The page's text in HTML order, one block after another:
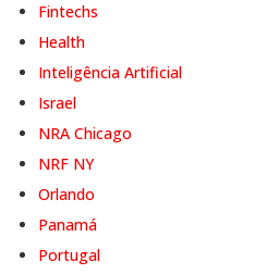
Fintechs
Health
Inteligência Artificial
Israel
NRA Chicago
NRF NY
Orlando
Panamá
Portugal